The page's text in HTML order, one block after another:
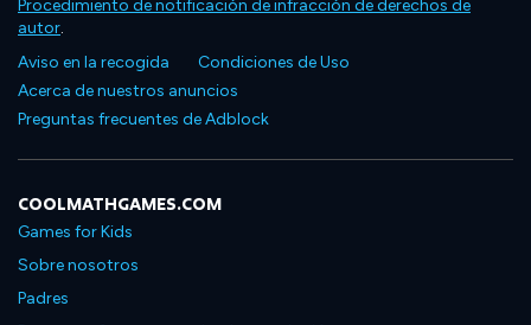
Procedimiento de notificación de infracción de derechos de
autor.
Aviso en la recogida
Condiciones de Uso
Acerca de nuestros anuncios
Preguntas frecuentes de Adblock
COOLMATHGAMES.COM
Games for Kids
Sobre nosotros
Padres